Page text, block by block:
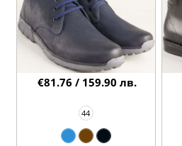
44
€81.76 / 159.90 лв.